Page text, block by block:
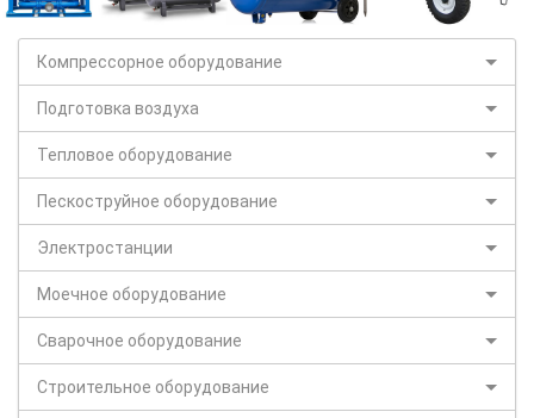
Компрессорное оборудование
Подготовка воздуха
Тепловое оборудование
Пескоструйное оборудование
Электростанции
Моечное оборудование
Сварочное оборудование
Строительное оборудование